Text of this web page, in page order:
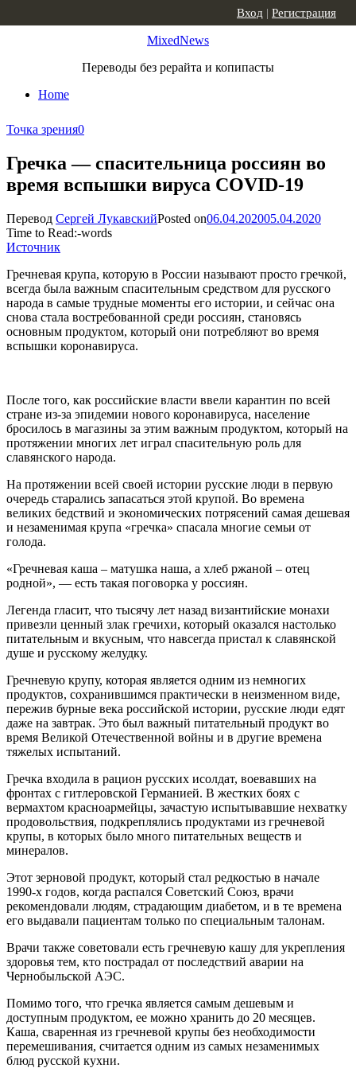
MixedNews
Переводы без рерайта и копипасты
Home
Вход | Регистрация
Точка зрения0
Гречка — спасительница россиян во
время вспышки вируса COVID-19
Перевод Сергей ЛукавскийPosted on06.04.202005.04.2020
Time to Read:-words
Источник
Гречневая крупа, которую в России называют просто гречкой,
всегда была важным спасительным средством для русского
народа в самые трудные моменты его истории, и сейчас она
снова стала востребованной среди россиян, становясь
основным продуктом, который они потребляют во время
вспышки коронавируса.
После того, как российские власти ввели карантин по всей
стране из-за эпидемии нового коронавируса, население
бросилось в магазины за этим важным продуктом, который на
протяжении многих лет играл спасительную роль для
славянского народа.
На протяжении всей своей истории русские люди в первую
очередь старались запасаться этой крупой. Во времена
великих бедствий и экономических потрясений самая дешевая
и незаменимая крупа «гречка» спасала многие семьи от
голода.
«Гречневая каша – матушка наша, а хлеб ржаной – отец
родной», — есть такая поговорка у россиян.
Легенда гласит, что тысячу лет назад византийские монахи
привезли ценный злак гречихи, который оказался настолько
питательным и вкусным, что навсегда пристал к славянской
душе и русскому желудку.
Гречневую крупу, которая является одним из немногих
продуктов, сохранившимся практически в неизменном виде,
пережив бурные века российской истории, русские люди едят
даже на завтрак. Это был важный питательный продукт во
время Великой Отечественной войны и в другие времена
тяжелых испытаний.
Гречка входила в рацион русских исолдат, воевавших на
фронтах с гитлеровской Германией. В жестких боях с
вермахтом красноармейцы, зачастую испытывавшие нехватку
продовольствия, подкреплялись продуктами из гречневой
крупы, в которых было много питательных веществ и
минералов.
Этот зерновой продукт, который стал редкостью в начале
1990-х годов, когда распался Советский Союз, врачи
рекомендовали людям, страдающим диабетом, и в те времена
его выдавали пациентам только по специальным талонам.
Врачи также советовали есть гречневую кашу для укрепления
здоровья тем, кто пострадал от последствий аварии на
Чернобыльской АЭС.
Помимо того, что гречка является самым дешевым и
доступным продуктом, ее можно хранить до 20 месяцев.
Каша, сваренная из гречневой крупы без необходимости
перемешивания, считается одним из самых незаменимых
блюд русской кухни.